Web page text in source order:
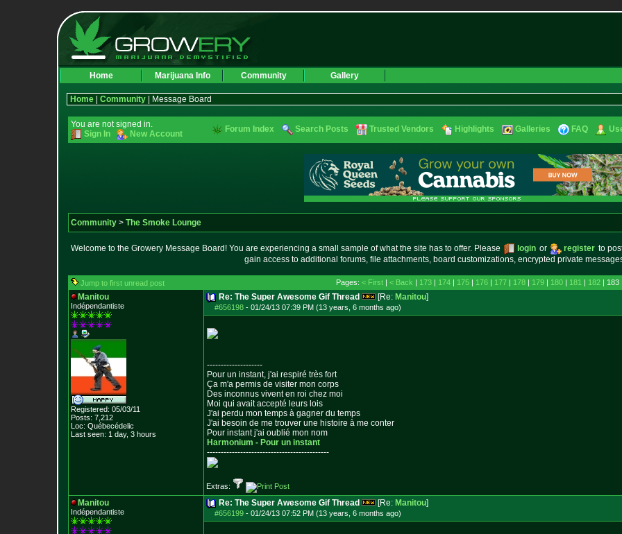
Home Marijuana Info Community Gallery
Home Community | Message Board
You are not signed in.
Sign In
New Account Forum Index Search Posts Trusted Vendors Highlights Galleries FAQ
Community > The Smoke Lounge
Welcome to the Growery Message Board! You are experiencing a small sample of what the site has to offer. Please login or register to
gain access to additional forums, file attachments, board customizations, encrypted private
Jump to first unread post Pages: < First | < Back | 173 | 174 | 175 | 176 | 177 | 178 | 179 | 180 | 181 | 182 |
Manitou
Indépendantiste
Registered: 05/03/11
Posts: 7,212
Loc: Québecédelic
Last seen: 1 day, 3 hours
Re: The Super Awesome Gif Thread [Re: Manitou]
#656198 - 01/24/13 07:39 PM (13 years, 6 months ago)
--------------------
Pour un instant, j'ai respiré très fort
Ça m'a permis de visiter mon corps
Des inconnus vivent en roi chez moi
Moi qui avait accepté leurs lois
J'ai perdu mon temps à gagner du temps
J'ai besoin de me trouver une histoire à me conter
Pour instant j'ai oublié mon nom
Harmonium - Pour un instant
--------------------------------------------
Extras:
Manitou
Indépendantiste
Re: The Super Awesome Gif Thread [Re: Manitou]
#656199 - 01/24/13 07:52 PM (13 years, 6 months ago)